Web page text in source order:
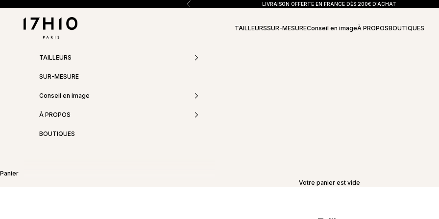
Précédent LIVRAISON OFFERTE EN FRANCE DÈS 200€ D'ACHAT
17h10
TAILLEURSSUR-MESUREConseil en imageÀ PROPOSBOUTIQUES
TAILLEURS
SUR-MESURE
Conseil en image
À PROPOS
BOUTIQUES
Panier
Votre panier est vide